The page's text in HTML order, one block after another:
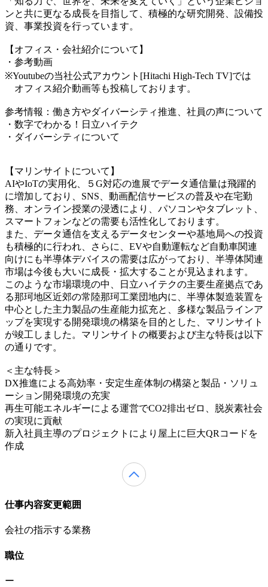
ンと共に更なる成長を目指して、積極的な研究開発、設備投
資、事業投資を行っています。
【オフィス・会社紹介について】
・参考動画
※Youtubeの当社公式アカウント[Hitachi High-Tech TV]では
オフィス紹介動画等も投稿しております。
参考情報：働き方やダイバーシティ推進、社員の声について
・数字でわかる！日立ハイテク
・ダイバーシティについて
【マリンサイトについて】
AIやIoTの実用化、５G対応の進展でデータ通信量は飛躍的
に増加しており、SNS、動画配信サービスの普及や在宅勤
務、オンライン授業の浸透により、パソコンやタブレット、
スマートフォンなどの需要も活性化しております。
また、データ通信を支えるデータセンターや基地局への投資
も積極的に行われ、さらに、EVや自動運転など自動車関連
向けにも半導体デバイスの需要は広がっており、半導体関連
市場は今後も大いに成長・拡大することが見込まれます。
このような市場環境の中、日立ハイテクの主要生産拠点であ
る那珂地区近郊の常陸那珂工業団地内に、半導体製造装置を
中心とした主力製品の生産能力拡充と、多様な製品ラインア
ップを実現する開発環境の構築を目的とした、マリンサイト
が竣工しました。マリンサイトの概要および主な特長は以下
の通りです。
＜主な特長＞
DX推進による高効率・安定生産体制の構築と製品・ソリュ
ーション開発環境の充実
再生可能エネルギーによる運営でCO2排出ゼロ、脱炭素社会
の実現に貢献
新入社員主導のプロジェクトにより屋上に巨大QRコードを
作成
仕事内容変更範囲
会社の指示する業務
職位
ー